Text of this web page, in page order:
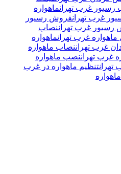
غرب تهرانماهواره
تهرانفروش رسیور
غرب تهراننصاب
غرب تهرانماهواره
تهراننصاب ماهواره
تهراننصب ماهواره
تنظیم ماهواره در غرب